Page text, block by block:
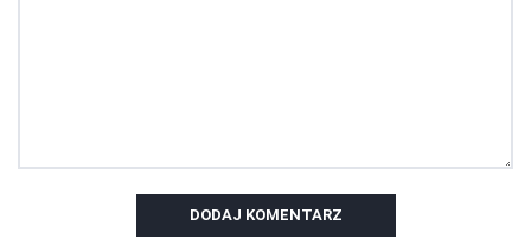
DODAJ KOMENTARZ